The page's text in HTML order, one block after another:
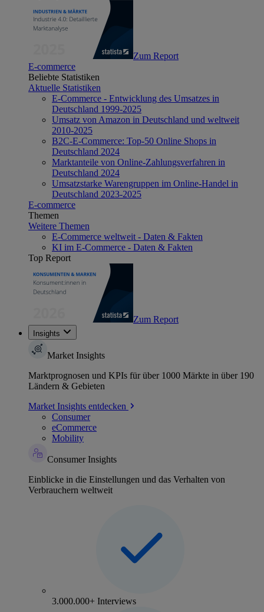
Zum Report
E-commerce
Beliebte Statistiken
Aktuelle Statistiken
E-Commerce - Entwicklung des Umsatzes in
Deutschland 1999-2025
Umsatz von Amazon in Deutschland und weltweit
2010-2025
B2C-E-Commerce: Top-50 Online Shops in
Deutschland 2024
Marktanteile von Online-Zahlungsverfahren in
Deutschland 2024
Umsatzstarke Warengruppen im Online-Handel in
Deutschland 2023-2025
E-commerce
Themen
Weitere Themen
E-Commerce weltweit - Daten & Fakten
KI im E-Commerce - Daten & Fakten
Top Report
Zum Report
Insights
Market Insights
Marktprognosen und KPIs für über 1000 Märkte in über 190
Ländern & Gebieten
Market Insights entdecken
Consumer
eCommerce
Mobility
Consumer Insights
Einblicke in die Einstellungen und das Verhalten von
Verbrauchern weltweit
3.000.000+ Interviews